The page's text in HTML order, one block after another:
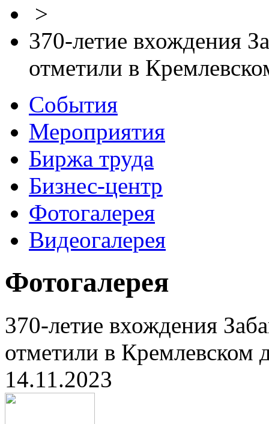
>
370-летие вхождения
отметили в
События
Мероприятия
Биржа труда
Бизнес-центр
Фотогалерея
Видеогалерея
Фотогалерея
370-летие вхождения
отметили в Кремлевском
14.11.2023